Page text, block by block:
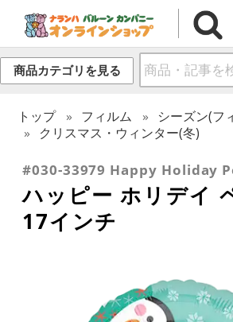
商品カテゴリを見る
トップ フィルム
シーズン(フ
クリスマス・ウィンター(冬)
#030-33979 Happy Holiday
ハッピー ホリデイ
17インチ